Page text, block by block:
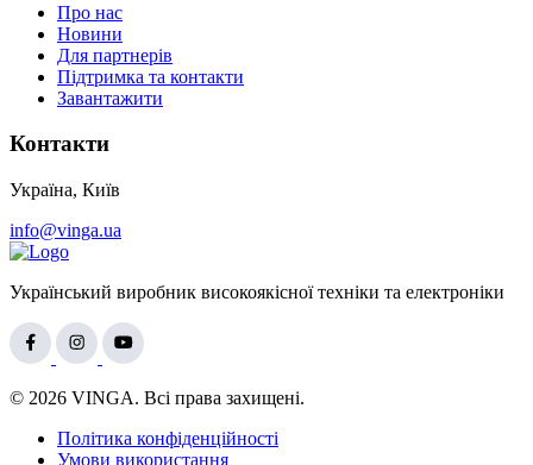
Про нас
Новини
Для партнерів
Підтримка та контакти
Завантажити
Контакти
Україна, Київ
info@vinga.ua
Український виробник високоякісної техніки та електроніки
© 2026 VINGA. Всі права захищені.
Політика конфіденційності
Умови використання